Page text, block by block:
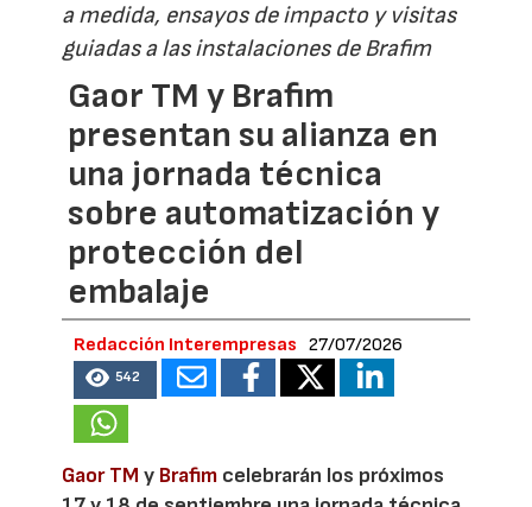
a medida, ensayos de impacto y visitas
guiadas a las instalaciones de Brafim
Gaor TM y Brafim
presentan su alianza en
una jornada técnica
sobre automatización y
protección del
embalaje
Redacción Interempresas 27/07/2026
542
Gaor TM y Brafim celebrarán los próximos